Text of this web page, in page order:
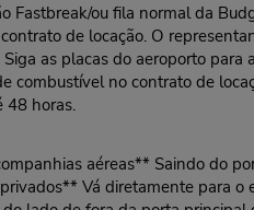
Fastbreak/ou fila normal da
de locação. O
as placas do aeroporto
combustível no contrato de
48 horas.
aéreas** Saindo do
Vá diretamente para o